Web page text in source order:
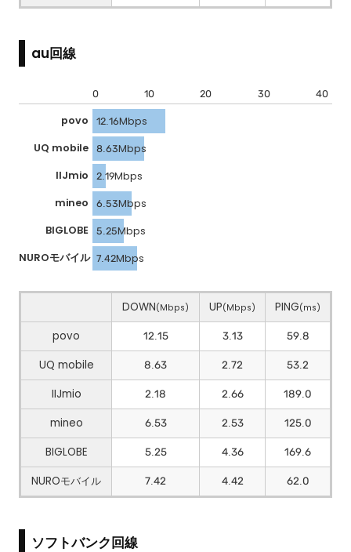
au回線
0 10 20 30
40
povo
12.16Mbps
UQ mobile 8.63Mbps
IIJmio
2.19Mbps
mineo
6.53Mbps
BIGLOBE 5.25Mbps
NUROモバイル 7.42Mbps
DOWN(Mbps) UP(Mbps) PING(ms)
povo 12.15 3.13
59.8
UQ mobile
8.63 2.72
53.2
IIJmio
2.18 2.66
189.0
mineo
6.53 2.53
125.0
BIGLOBE
5.25 4.36
169.6
NUROモバイル
7.42 4.42 62.0
ソフトバンク回線